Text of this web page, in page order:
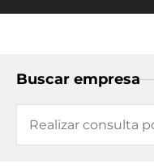
Buscar empresa